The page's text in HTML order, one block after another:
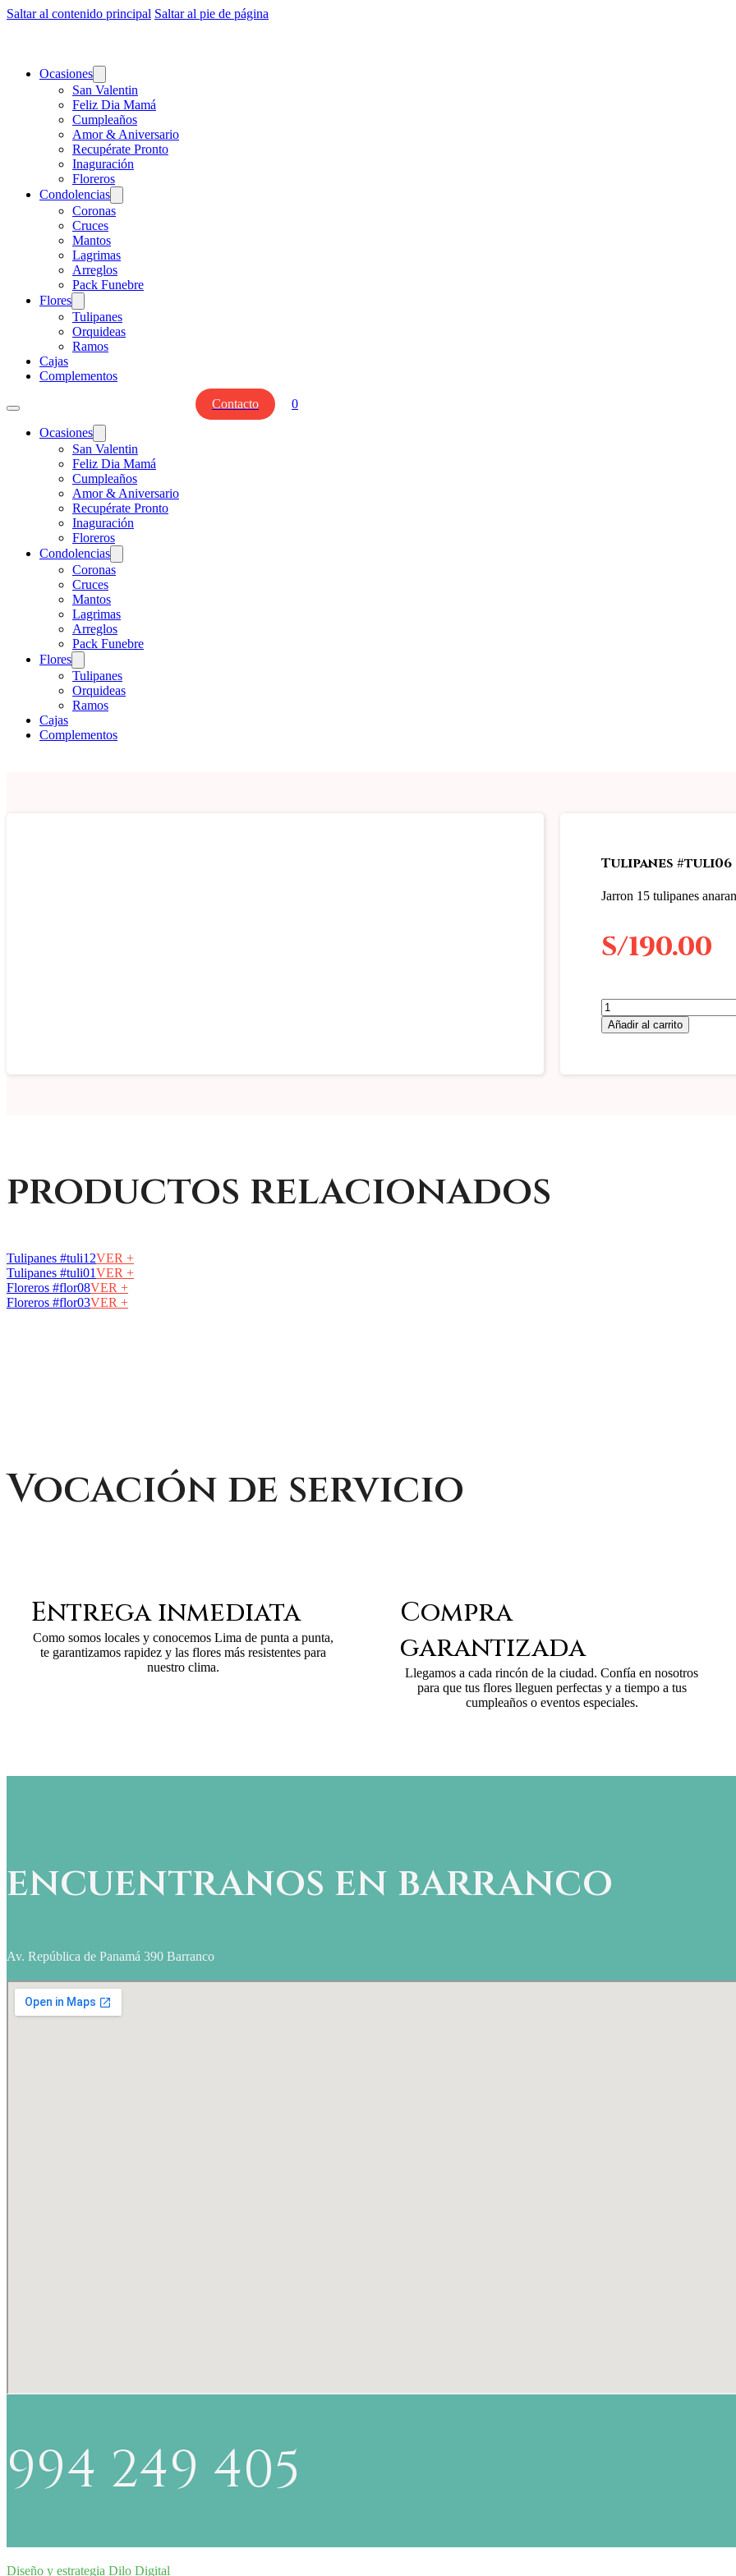
Saltar al contenido principal Saltar al pie de página
Ocasiones
San Valentin
Feliz Dia Mamá
Cumpleaños
Amor & Aniversario
Recupérate Pronto
Inaguración
Floreros
Condolencias
Coronas
Cruces
Mantos
Lagrimas
Arreglos
Pack Funebre
Flores
Tulipanes
Orquideas
Ramos
Cajas
Complementos
Ocasiones
San Valentin
Feliz Dia Mamá
Cumpleaños
Amor & Aniversario
Recupérate Pronto
Inaguración
Floreros
Condolencias
Coronas
Cruces
Mantos
Lagrimas
Arreglos
Pack Funebre
Flores
Tulipanes
Orquideas
Ramos
Cajas
Complementos
Contacto 0
Tulipanes #tuli06
Jarron 15 tulipanes
S/190.00
Tulipanes
#tuli06
cantidad
Añadir al carrito
productos relacionados
Tulipanes #tuli12VER +
Tulipanes #tuli01VER +
Floreros #flor08VER +
Floreros #flor03VER +
Vocación de servicio
Entrega inmediata
Como somos locales y conocemos Lima de punta a punta,
te garantizamos rapidez y las flores más resistentes para
nuestro clima.
Compra
garantizada
Llegamos a cada rincón de la ciudad. Confía en nosotros
para que tus flores lleguen perfectas y a tiempo a tus
cumpleaños o eventos especiales.
encuentranos en barranco
Av. República de Panamá 390 Barranco
994 249 405
Diseño y estrategia Dilo Digital